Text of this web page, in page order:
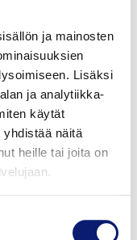
ja mainosten
Lisäksi
ja analytiikka-
käytät
näitä
heille tai joita on
alk. 602 €/kk